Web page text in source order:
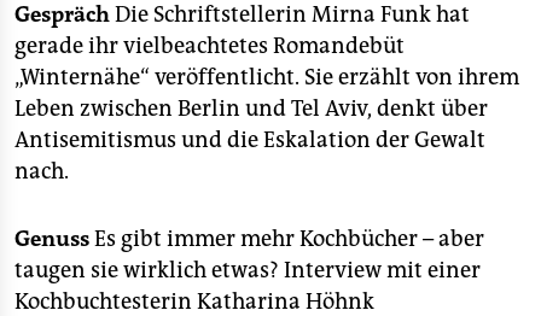
GesprächDie Schriftstellerin Mirna Funk hat
gerade ihr vielbeachtetes Romandebüt
„Winternähe“ veröffentlicht. Sie erzählt von ihrem
Leben zwischen Berlin und Tel Aviv, denkt über
Antisemitismus und die Eskalation der Gewalt
nach.
GenussEs gibt immer mehr Kochbücher – aber
taugen sie wirklich etwas? Interview mit einer
Kochbuchtesterin Katharina Höhnk